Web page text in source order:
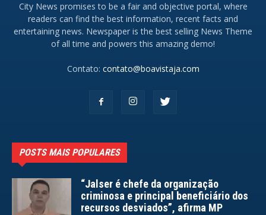
City News promises to be a fair and objective portal, where
readers can find the best information, recent facts and
entertaining news. Newspaper is the best selling News Theme
of all time and powers this amazing demo!
Contato: contato@boavistaja.com
POSTS MAIS POPULARES
“Jalser é chefe da organização
criminosa e principal beneficiário dos
recursos desviados”, afirma MP